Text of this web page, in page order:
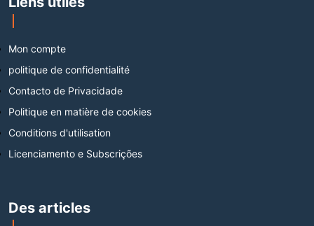
Mon compte
politique de confidentialité
Contacto de Privacidade
Politique en matière de cookies
Conditions d'utilisation
Licenciamento e Subscrições
Des articles